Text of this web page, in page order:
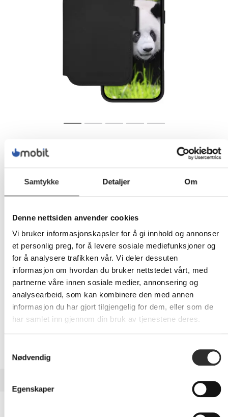
Samtykke Detaljer Om
Denne nettsiden anvender cookies
Vi bruker informasjonskapsler for å gi innhold og annonser
et personlig preg, for å levere sosiale mediefunksjoner og
for å analysere trafikken vår. Vi deler dessuten
informasjon om hvordan du bruker nettstedet vårt, med
partnerne våre innen sosiale medier, annonsering og
analysearbeid, som kan kombinere den med annen
informasjon du har gjort tilgjengelig for dem, eller som de
har samlet inn gjennom din bruk av tjenestene deres.
Nødvendig
Egenskaper
439,-
- +
LEGG I HANDLEVOGN
Nettlager:12